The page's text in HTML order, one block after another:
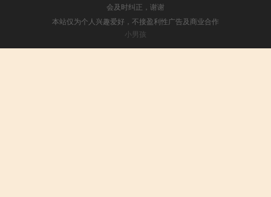
会及时纠正，谢谢
本站仅为个人兴趣爱好，不接盈利性广告及商业合作
小男孩